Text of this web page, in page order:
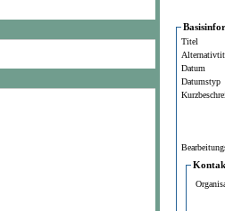
Titel
Datum
Datumstyp